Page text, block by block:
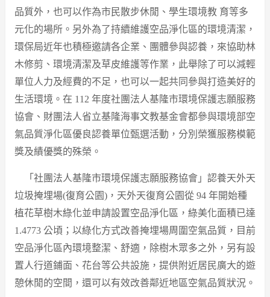
品質外，也可以作為市民散步休閒、學生環境教 育等多
元化的場所。另外為了持續維護空品淨化區的環境清潔，
環保局近年也積極邀請各企業、團體參與認養，來協助林
木修剪、環境清潔及草皮維護等作業，此舉除了可以減輕
單位人力及經費的不足，也可以一起共同參與打造美好的
生活環境。在 112 年度社團法人基隆市環境保護志願服務
協會、財團法人省立基隆海事文教基金會都參與環境部空
氣品質淨化區優良認養單位甄選活動，分別榮獲服務模範
獎及績優獎的殊榮。
「社團法人基隆市環境保護志願服務協會」認養天外天
垃圾掩埋場(復育公園)，天外天復育公園從 94 年開始種
植花草樹木綠化並申請設置空品淨化區，綠美化面積已達
1.4773 公頃；以綠化方式改善掩埋場周圍空氣品質，目前
空品淨化區內環境整潔、舒適，除樹木眾多之外，另有設
置人行道鋪面、花台等公共設施，提供附近居民廣大的遊
憩休閒的空間，還可以有效改善鄰近地區空氣品質狀況。